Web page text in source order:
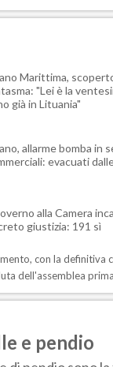
Marittima,
"Lei è la
già in Lituania"
allarme bomba in
evacuati
alla Camera
giustizia: 191 sì
con la definitiva
dell'assemblea
e pendio